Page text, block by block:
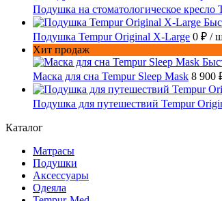
Подушка на стоматологическое
Подушка Tempur Original X-Large 0 ₽ /
Хит продаж
Маска для сна Tempur Sleep Mask 8 900
Подушка для путешествий Tempur
Каталог
Матрасы
Подушки
Аксессуары
Одеяла